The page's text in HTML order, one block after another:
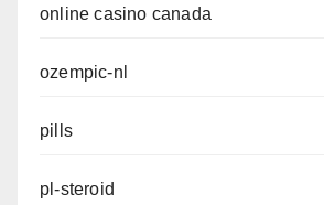
online casino canada
ozempic-nl
pills
pl-steroid